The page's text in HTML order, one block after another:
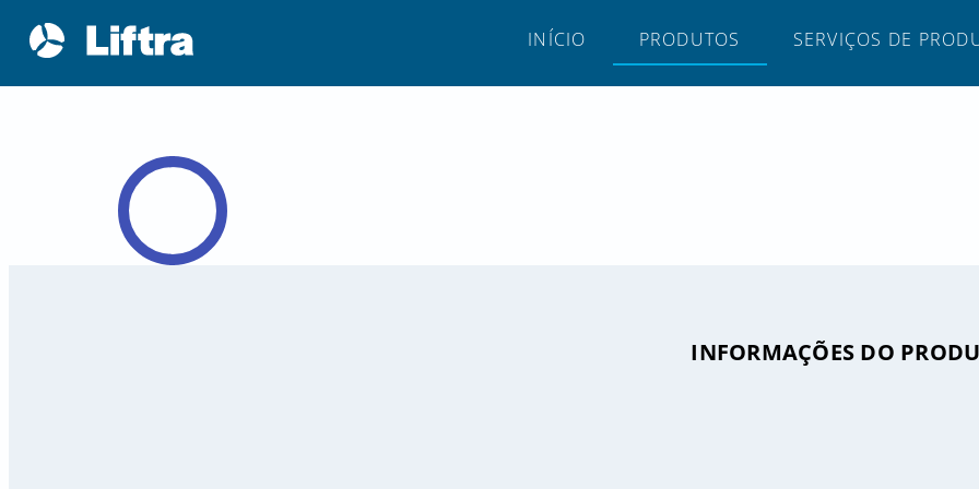
INÍCIO PRODUTOS SERVIÇOS DE
INFORMAÇÕES DO